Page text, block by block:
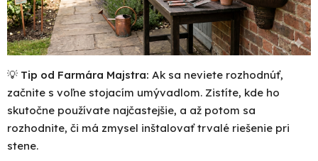
💡 Tip od Farmára Majstra: Ak sa neviete rozhodnúť,
začnite s voľne stojacím umývadlom. Zistíte, kde ho
skutočne používate najčastejšie, a až potom sa
rozhodnite, či má zmysel inštalovať trvalé riešenie pri
stene.